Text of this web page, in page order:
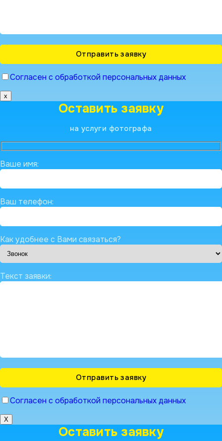
Согласен с обработкой персональных данных
x
Оставить заявку
на услуги фотографа
Ваше имя:
Ваш телефон:
Как удобнее с Вами связаться?
Текст заявки:
Согласен с обработкой персональных данных
X
Оставить заявку